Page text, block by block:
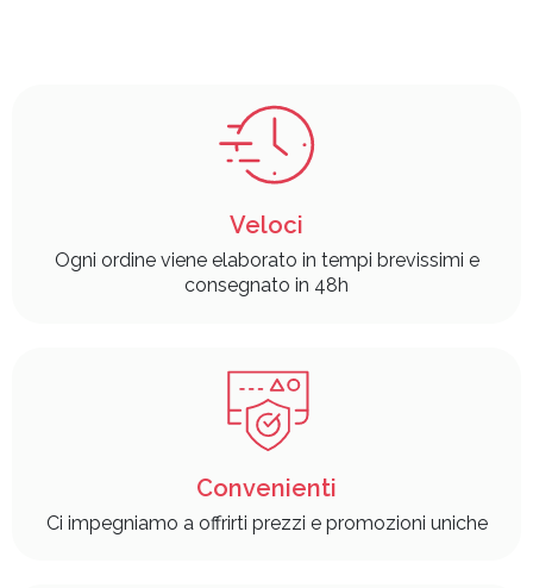
Veloci
Ogni ordine viene elaborato in tempi brevissimi e
consegnato in 48h
Convenienti
Ci impegniamo a offrirti prezzi e promozioni uniche